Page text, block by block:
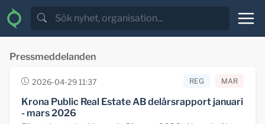
Pressmeddelanden
2026-04-29 11:37 REG MAR
Krona Public Real Estate AB delårsrapport januari
- mars 2026